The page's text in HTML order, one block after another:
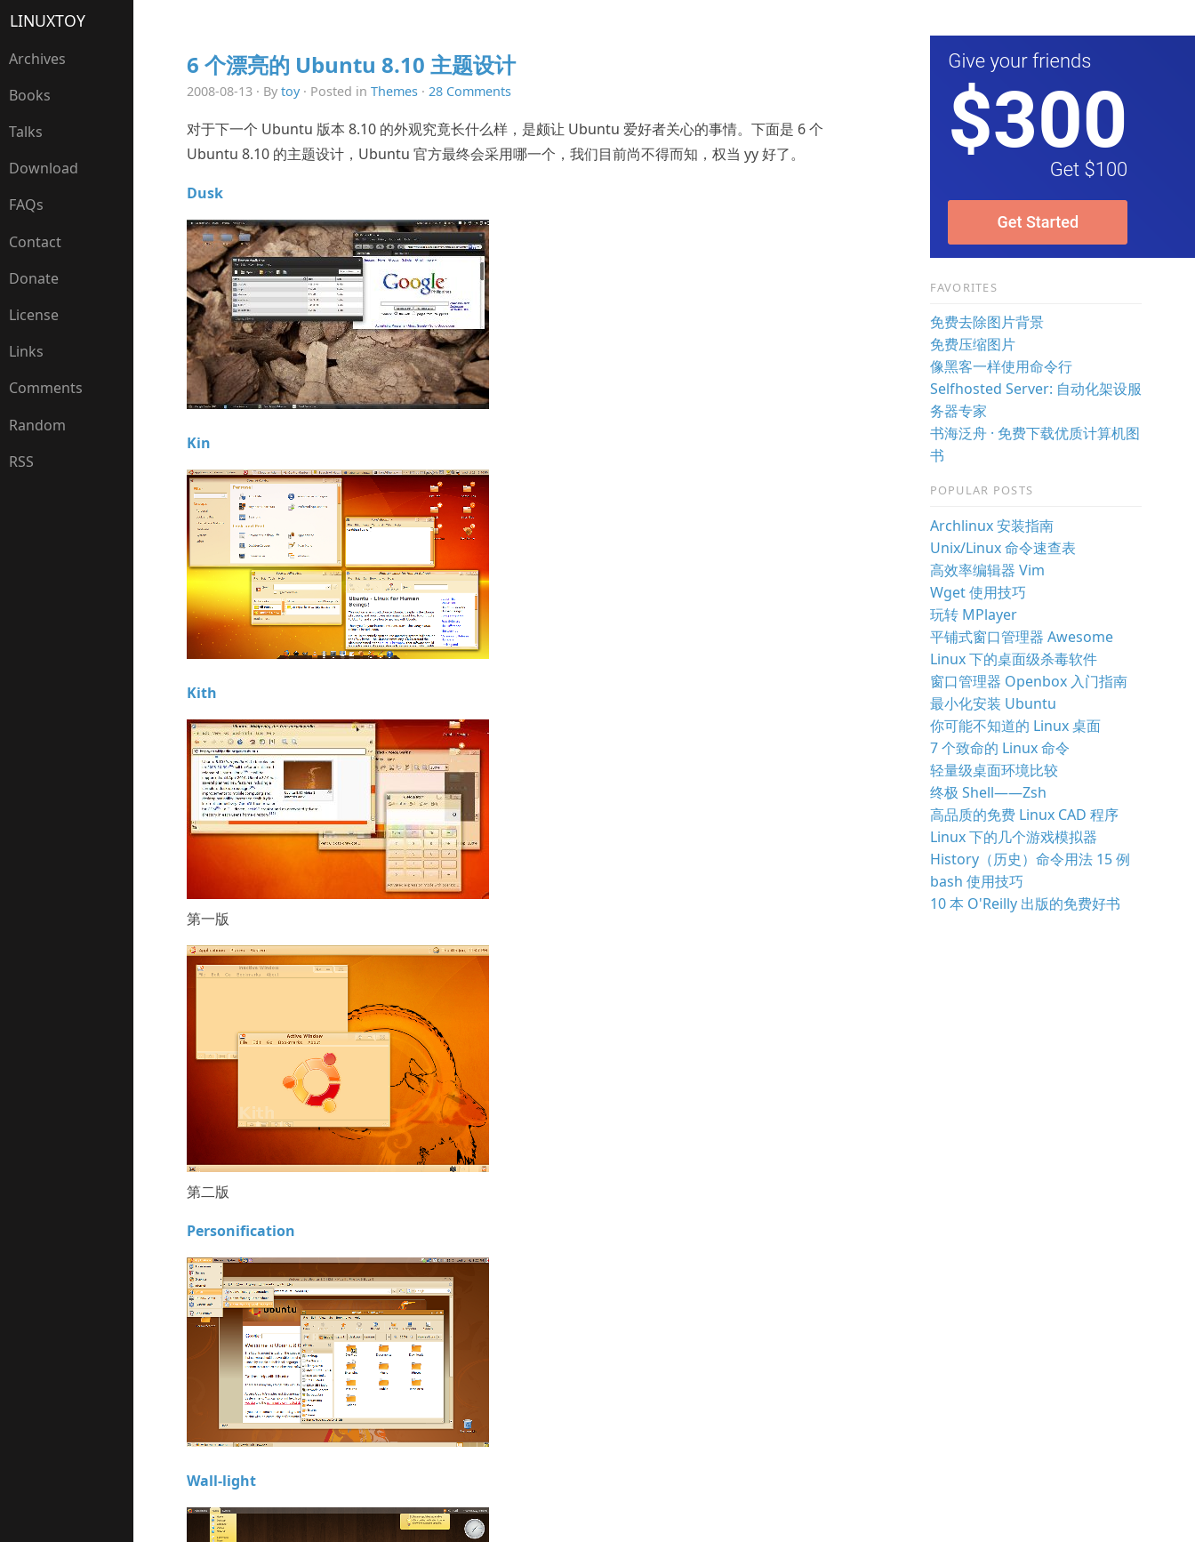
LINUXTOY
Archives
Books
Talks
Download
FAQs
Contact
Donate
License
Links
Comments
Random
RSS
6 个漂亮的 Ubuntu 8.10 主题设计
2008-08-13 · By toy· Posted in Themes· 28 Comments
对于下一个 Ubuntu 版本 8.10 的外观究竟长什么样，是颇让 Ubuntu 爱好者关心的事情。下面是 6 个
Ubuntu 8.10 的主题设计，Ubuntu 官方最终会采用哪一个，我们目前尚不得而知，权当 yy 好了。
Dusk
Kin
Kith
第一版
第二版
Personification
Wall-light
FAVORITES
免费去除图片背景
免费压缩图片
像黑客一样使用命令行
Selfhosted Server: 自动化架设服
务器专家
书海泛舟 · 免费下载优质计算机图
书
POPULAR POSTS
Archlinux 安装指南
Unix/Linux 命令速查表
高效率编辑器 Vim
Wget 使用技巧
玩转 MPlayer
平铺式窗口管理器 Awesome
Linux 下的桌面级杀毒软件
窗口管理器 Openbox 入门指南
最小化安装 Ubuntu
你可能不知道的 Linux 桌面
7 个致命的 Linux 命令
轻量级桌面环境比较
终极 Shell——Zsh
高品质的免费 Linux CAD 程序
Linux 下的几个游戏模拟器
History（历史）命令用法 15 例
bash 使用技巧
10 本 O'Reilly 出版的免费好书